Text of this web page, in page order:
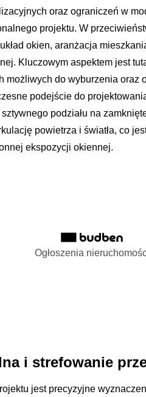
oraz ograniczeń w
projektu. W
okien, aranżacja
Kluczowym aspektem jest
możliwych do wyburzenia oraz
podejście do
podziału na
powietrza i światła, co
ekspozycji okiennej.
Ogłoszenia
i strefowanie
jest precyzyjne